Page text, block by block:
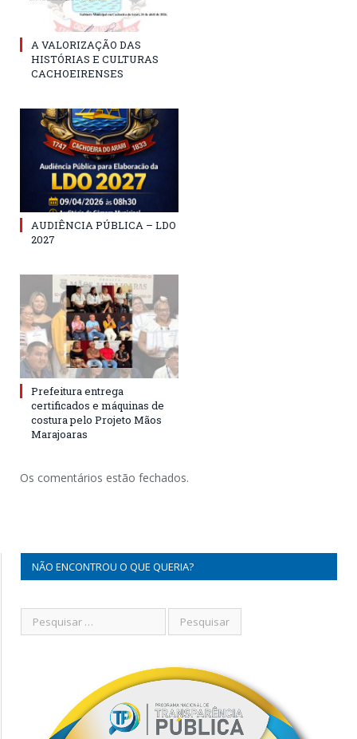
A VALORIZAÇÃO DAS
HISTÓRIAS E CULTURAS
CACHOEIRENSES
AUDIÊNCIA PÚBLICA – LDO
2027
Prefeitura entrega
certificados e máquinas de
costura pelo Projeto Mãos
Marajoaras
Os comentários estão fechados.
NÃO ENCONTROU O QUE QUERIA?